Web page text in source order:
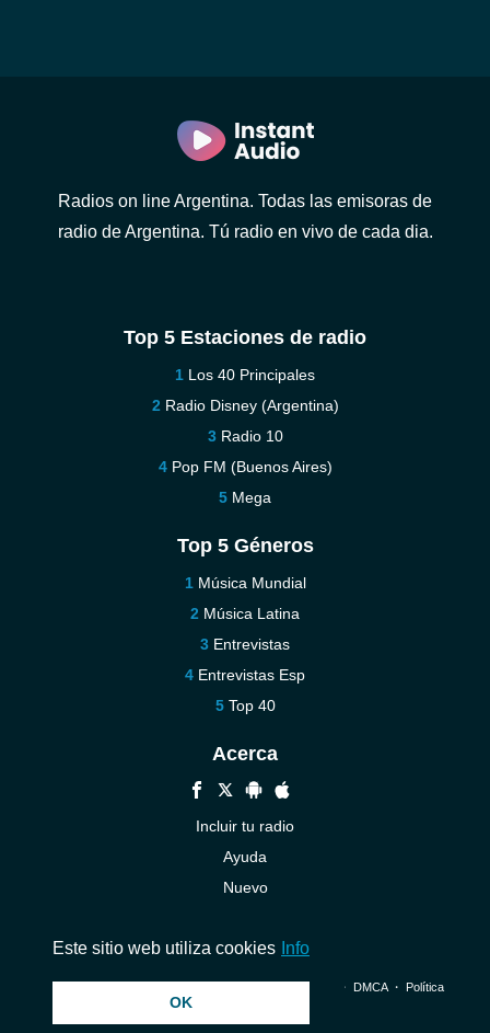
Radios on line Argentina. Todas las emisoras de
radio de Argentina. Tú radio en vivo de cada dia.
Top 5 Estaciones de radio
Los 40 Principales
Radio Disney (Argentina)
Radio 10
Pop FM (Buenos Aires)
Mega
Top 5 Géneros
Música Mundial
Música Latina
Entrevistas
Entrevistas Esp
Top 40
Acerca
Incluir tu radio
Ayuda
Nuevo
© 2026 InstantAudio. Reservados todos los derechos. ・ DMCA・ Política
Este sitio web utiliza cookies Info
OK